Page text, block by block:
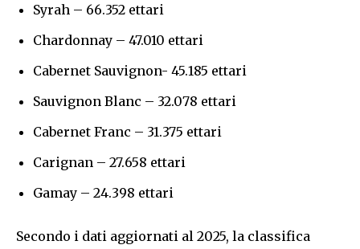
Syrah – 66.352 ettari
Chardonnay – 47.010 ettari
Cabernet Sauvignon- 45.185 ettari
Sauvignon Blanc – 32.078 ettari
Cabernet Franc – 31.375 ettari
Carignan – 27.658 ettari
Gamay – 24.398 ettari
Secondo i dati aggiornati al 2025, la classifica